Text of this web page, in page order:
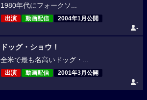
1980年代にフォークソ...
出演 動画配信 2004年1月公開
-
ドッグ・ショウ！
全米で最も名高いドッグ・...
出演 動画配信 2001年3月公開
-